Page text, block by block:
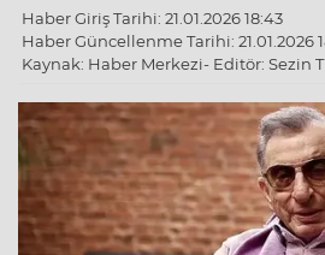
Haber Giriş Tarihi: 21.01.2026 18:43
Haber Güncellenme Tarihi: 21.01.2026
Kaynak: Haber Merkezi- Editör: Sezin